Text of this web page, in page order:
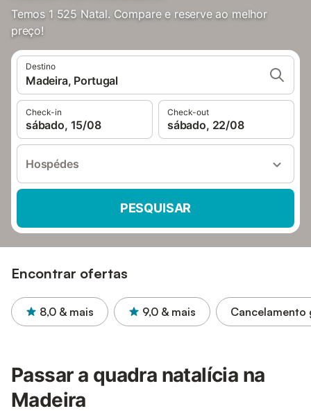
Temos 1 525 Natal. Compare e reserve ao melhor
preço!
Destino
Madeira, Portugal
Check-in
sábado, 15/08
Check-out
sábado, 22/08
Hospédes
PESQUISAR
Encontrar ofertas
8,0 & mais 9,0 & mais Cancelamento
Passar a quadra natalícia na
Madeira